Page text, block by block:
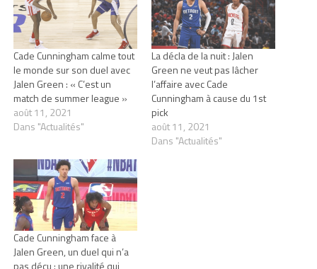
Cade Cunningham calme tout
le monde sur son duel avec
Jalen Green : « C’est un
match de summer league »
août 11, 2021
Dans "Actualités"
La décla de la nuit : Jalen
Green ne veut pas lâcher
l’affaire avec Cade
Cunningham à cause du 1st
pick
août 11, 2021
Dans "Actualités"
Cade Cunningham face à
Jalen Green, un duel qui n’a
pas déçu : une rivalité qui